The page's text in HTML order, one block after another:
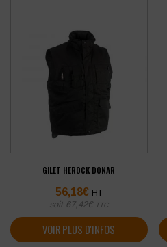
GILET HEROCK DONAR
56,18€ HT
soit 67,42€ TTC
VOIR PLUS D'INFOS